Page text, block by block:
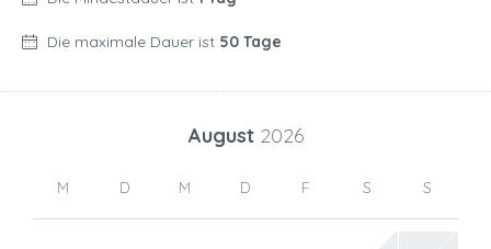
Die maximale Dauer ist 50 Tage
August 2026
M D M D F S S